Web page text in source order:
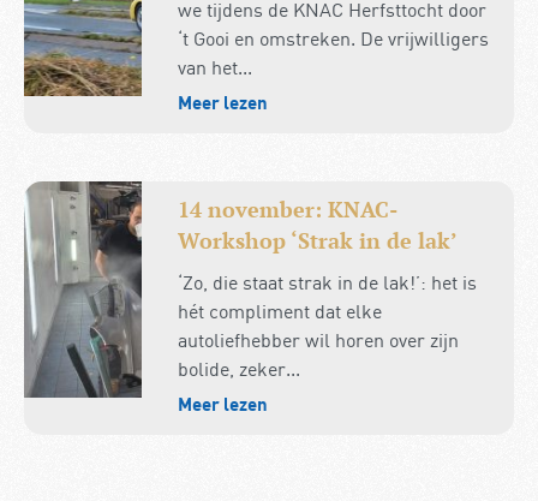
we tijdens de KNAC Herfsttocht door
‘t Gooi en omstreken. De vrijwilligers
van het...
Meer lezen
14 november: KNAC-
Workshop ‘Strak in de lak’
‘Zo, die staat strak in de lak!’: het is
hét compliment dat elke
autoliefhebber wil horen over zijn
bolide, zeker...
Meer lezen